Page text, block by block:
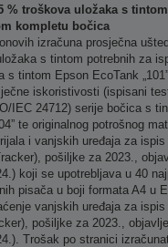
% troškova uložaka s
kompletu bočica
izračuna prosječna
s tintom potrebnih za
tintom Epson EcoTank „101”,
iskoristivosti (ispisani
IEC 24712) serije bočica s
te originalnog potrošnog
i vanjskih uređaja za
pošiljke za 2023.,
koji se upotrebljava u 40
pisača u boji formata A4 u
vanjskih uređaja za
pošiljke za 2023.,
Trošak po stranici